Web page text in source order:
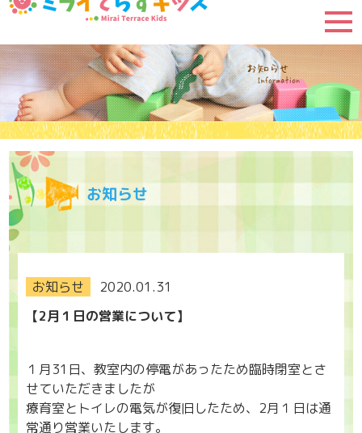
お知らせ
お知らせ
2020.01.31
【2月１日の営業について】
１月31日、教室内の停電があったため臨時閉室とさ
せていただきましたが
療育室とトイレの電気が復旧したため、2月１日は通
常通り営業いたします。